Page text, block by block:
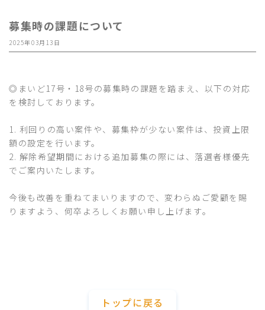
募集時の課題について
2025年03月13日
◎まいど17号・18号の募集時の課題を踏まえ、以下の対応
を検討しております。
1. 利回りの高い案件や、募集枠が少ない案件は、投資上限
額の設定を行います。
2. 解除希望期間における追加募集の際には、落選者様優先
でご案内いたします。
今後も改善を重ねてまいりますので、変わらぬご愛顧を賜
りますよう、何卒よろしくお願い申し上げます。
トップに戻る